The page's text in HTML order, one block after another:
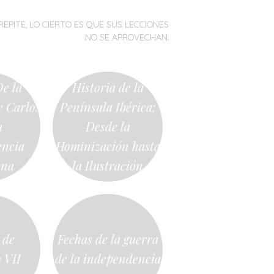
LO CIERTO ES QUE SUS LECCIONES
NO SE APROVECHAN.
la
Carlos
Historia de la
Península Ibérica:
Desde la
Hominización hasta
la Ilustración
VII
Fechas de la guerra
de la independencia